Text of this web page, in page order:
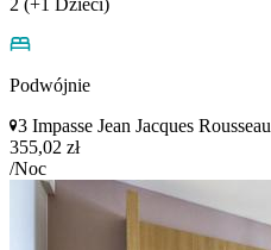
Podwójnie
3 Impasse Jean Jacques Rousseau
355,02 zł
/Noc